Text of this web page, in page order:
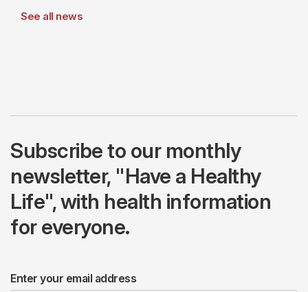
See all news
Subscribe to our monthly
newsletter, "Have a Healthy
Life", with health information
for everyone.
Enter your email address